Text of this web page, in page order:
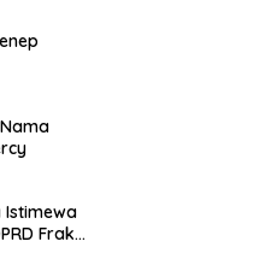
Istimewa
Fraksi